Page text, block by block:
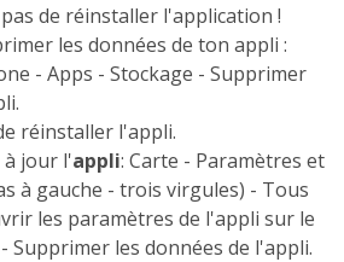
de réinstaller l'application !
les données de ton appli :
- Apps - Stockage - Supprimer
réinstaller l'appli.
jour l'appli: Carte - Paramètres et
à gauche - trois virgules) - Tous
les paramètres de l'appli sur le
Supprimer les données de l'appli.